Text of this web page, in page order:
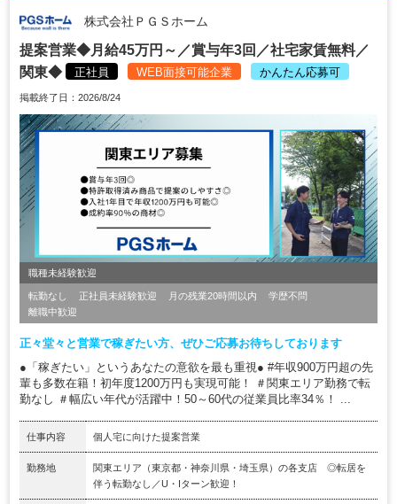
株式会社ＰＧＳホーム
提案営業◆月給45万円～／賞与年3回／社宅家賃無料／
関東◆
正社員 WEB面接可能企業 かんたん応募可
掲載終了日：2026/8/24
職種未経験歓迎
転勤なし 正社員未経験歓迎 月の残業20時間以内
学歴不問
離職中歓迎
正々堂々と営業で稼ぎたい方、ぜひご応募お待ちしております
●「稼ぎたい」というあなたの意欲を最も重視● #年収900万円超の先
輩も多数在籍！初年度1200万円も実現可能！ ＃関東エリア勤務で転
勤なし ＃幅広い年代が活躍中！50～60代の従業員比率34％！ ...
仕事内容 個人宅に向けた提案営業
勤務地
関東エリア（東京都・神奈川県・埼玉県）の各支店 ◎転居を
伴う転勤なし／U・Iターン歓迎！